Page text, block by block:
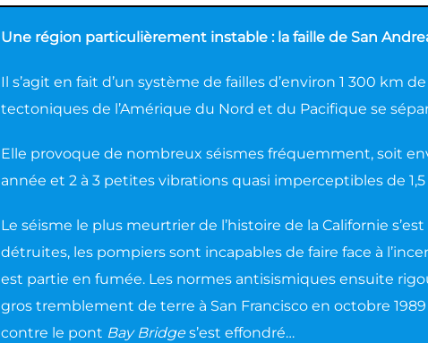
Une région particulièrement instable : la faille de San
Il s’agit en fait d’un système de failles d’environ 1 300 km
tectoniques de l’Amérique du Nord et du Pacifique se
Elle provoque de nombreux séismes fréquemment, soit
année et 2 à 3 petites vibrations quasi imperceptibles de
Le séisme le plus meurtrier de l’histoire de la Californie
détruites, les pompiers sont incapables de faire face à
est partie en fumée. Les normes antisismiques ensuite
gros tremblement de terre à San Francisco en octobre
contre le pont Bay Bridges’est effondré…